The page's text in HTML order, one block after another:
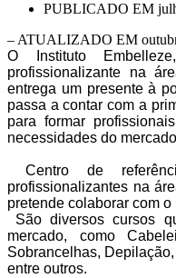
PUBLICADO EM
– ATUALIZADO EM
O Instituto
profissionalizante na
entrega um presente à
passa a contar com a
para formar
necessidades do
Centro de
profissionalizantes na
pretende colaborar com
São diversos cursos
mercado, como
Sobrancelhas,
entre outros.